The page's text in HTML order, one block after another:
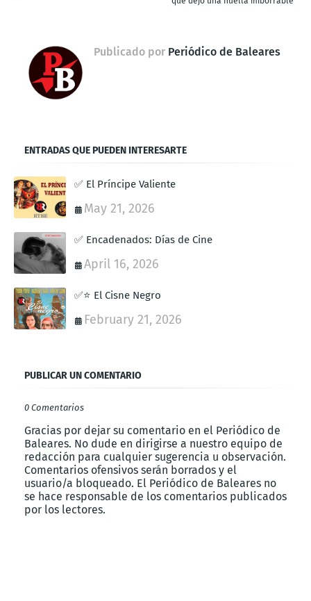
Publicado por Periódico de Baleares
ENTRADAS QUE PUEDEN INTERESARTE
✅ El Príncipe Valiente
May 21, 2026
✅ Encadenados: Días de Cine
April 16, 2026
✅⭐ El Cisne Negro
February 21, 2026
PUBLICAR UN COMENTARIO
0 Comentarios
Gracias por dejar su comentario en el Periódico de
Baleares. No dude en dirigirse a nuestro equipo de
redacción para cualquier sugerencia u observación.
Comentarios ofensivos serán borrados y el
usuario/a bloqueado. El Periódico de Baleares no
se hace responsable de los comentarios publicados
por los lectores.